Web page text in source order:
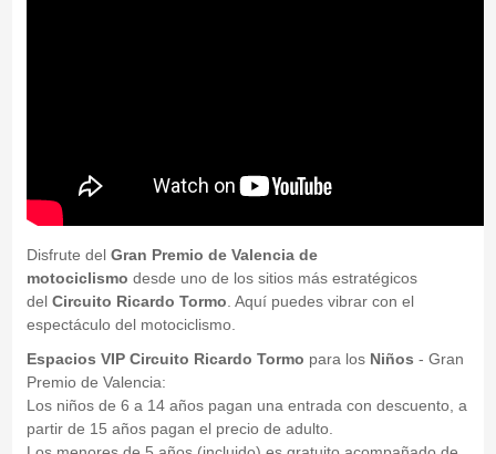
Disfrute del Gran Premio de Valencia de
motociclismo desde uno de los sitios más estratégicos
del Circuito Ricardo Tormo . Aquí puedes vibrar con el
espectáculo del motociclismo.
Espacios VIP Circuito Ricardo Tormo para los Niños - Gran
Premio de Valencia:
Los niños de 6 a 14 años pagan una entrada con descuento, a
partir de 15 años pagan el precio de adulto.